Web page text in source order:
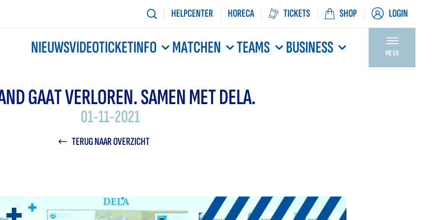
HELPCENTER HORECA TICKETS SHOP LOGIN
NIEUWSVIDEOTICKETINFO MATCHEN TEAMS BUSINESS MEER
GAAT VERLOREN. SAMEN MET DELA.
01-11-2021
TERUG NAAR OVERZICHT